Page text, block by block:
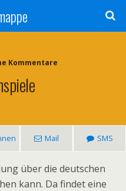
Kommentare
Mail SMS
über die deutschen
kann. Da findet eine